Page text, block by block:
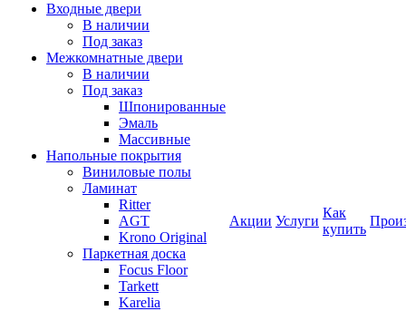
Входные двери
В наличии
Под заказ
Межкомнатные двери
В наличии
Под заказ
Шпонированные
Эмаль
Массивные
Напольные покрытия
Виниловые полы
Ламинат
Ritter
AGT
Krono Original
Паркетная доска
Focus Floor
Tarkett
Karelia
Акции Услуги
Как
купить